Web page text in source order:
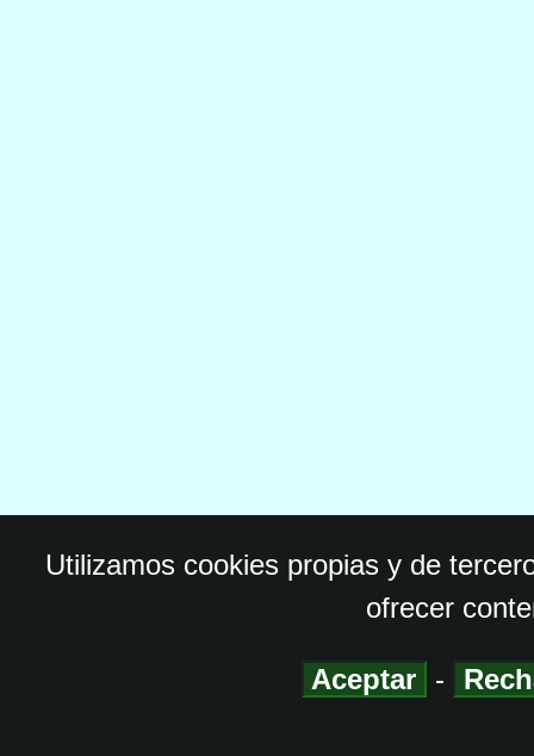
Utilizamos cookies propias y de
ofrecer
Aceptar -